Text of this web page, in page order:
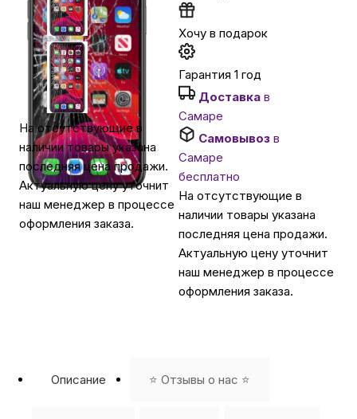
Автомобильные аксессуары
Сервисный центр Apple в Самаре
Подарочные сертификаты
Аудио
На отсутствующие в
наличии товары указана
последняя цена продажи.
Актуальную цену уточнит
наш менеджер в процессе
оформления заказа.
Хочу в подарок
Гарантия 1 год
Доставка в
Самаре
Самовывоз в
Самаре
бесплатно
На отсутствующие в
наличии товары указана
последняя цена продажи.
Актуальную цену уточнит
наш менеджер в процессе
оформления заказа.
Описание ⭐️ Отзывы о нас ⭐️